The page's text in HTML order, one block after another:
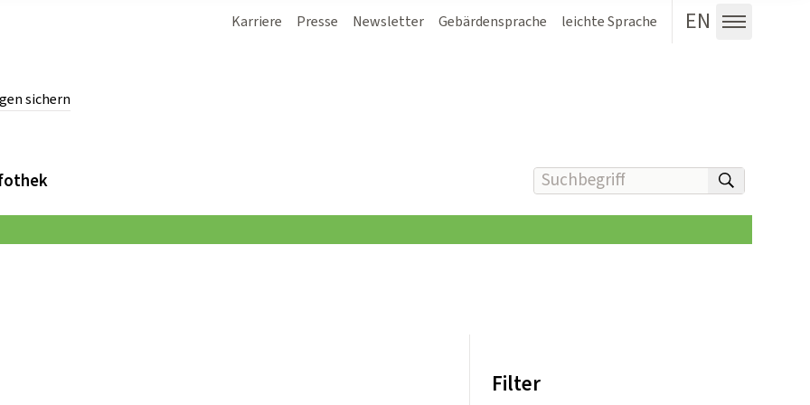
sichern
Karriere Presse Newsletter Gebärdensprache leichte Sprache EN
Menü
Suchbegriff(e) eingeben
Filter